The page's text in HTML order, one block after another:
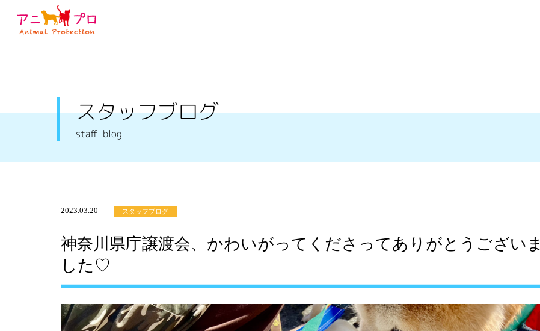
スタッフブログ
staff_blog
2023.03.20 スタッフブログ
神奈川県庁譲渡会、かわいがってくださってありがとうございま
した♡